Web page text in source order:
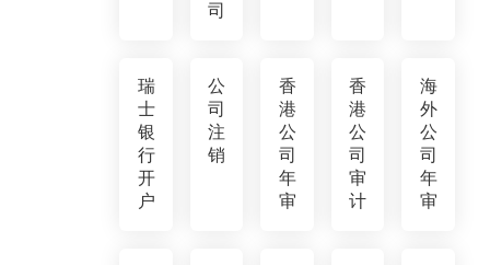
司
瑞
士
银
行
开
户
公
司
注
销
香
港
公
司
年
审
香
港
公
司
审
计
海
外
公
司
年
审